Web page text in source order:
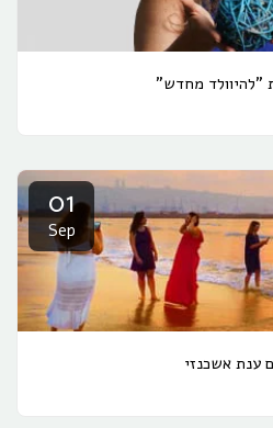
"להיוולד מחדש"
01
Sep
ענת אשכנזי